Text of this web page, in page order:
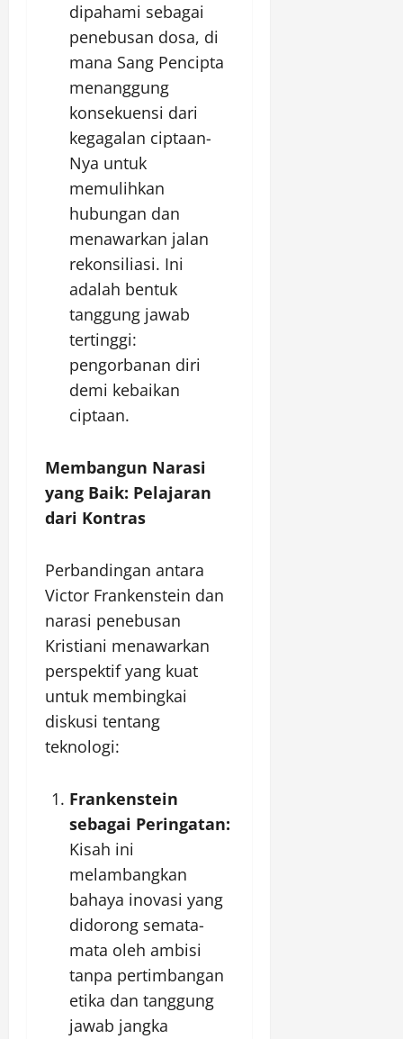
dipahami sebagai
penebusan dosa, di
mana Sang Pencipta
menanggung
konsekuensi dari
kegagalan ciptaan-
Nya untuk
memulihkan
hubungan dan
menawarkan jalan
rekonsiliasi. Ini
adalah bentuk
tanggung jawab
tertinggi:
pengorbanan diri
demi kebaikan
ciptaan.
Membangun Narasi
yang Baik: Pelajaran
dari Kontras
Perbandingan antara
Victor Frankenstein dan
narasi penebusan
Kristiani menawarkan
perspektif yang kuat
untuk membingkai
diskusi tentang
teknologi:
Frankenstein
sebagai Peringatan:
Kisah ini
melambangkan
bahaya inovasi yang
didorong semata-
mata oleh ambisi
tanpa pertimbangan
etika dan tanggung
jawab jangka